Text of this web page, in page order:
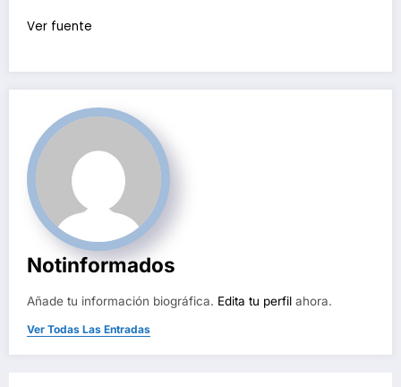
Post
Ver fuente
Notinformados
Añade tu información biográfica. Edita tu perfil ahora.
Ver Todas Las Entradas